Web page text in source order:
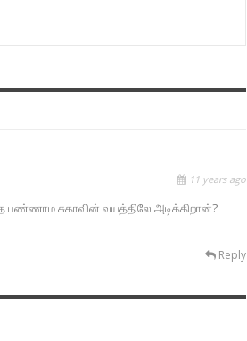
11 years ago
சுகாவின் வயத்திலே அடிக்கிறான்?
Reply